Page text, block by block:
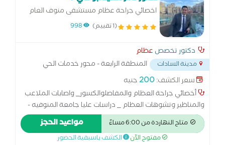
اخصائي جراحة عظام مستشفى منوف العام
والسادات
(1 تقييم) 998
دكتور تخصص عظام
مدينة السادات
المنطقة الرابعة - محور خدمات الحي
الثاني- بجوار مستشفي دار الشفا
سعر الكشف:200جنيه
أخصائي جراحة العظام والمفاصلوالكسور_ واصابات الملاعب
والمناظير وتشوهات العظام _ دراسات عليا جامعة المنوفيه -
12 سنة خبره _ متشفي منوف العام والسادات ومركز بدر -
متابعة الكسور والعمليات - تصليح الاوتار وتسليك الاعصاب
متاح النهاردة من 6:00 مساءً مواعيد الحجز
مفتوح الآن الكشف باسبقية الحضور